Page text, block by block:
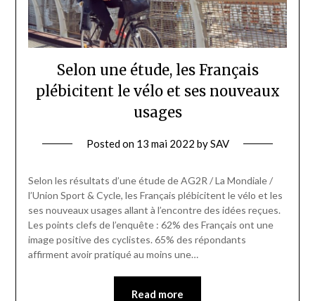
Selon une étude, les Français
plébicitent le vélo et ses nouveaux
usages
Posted on 13 mai 2022 bySAV
Selon les résultats d’une étude de AG2R / La Mondiale /
l’Union Sport & Cycle, les Français plébicitent le vélo et les
ses nouveaux usages allant à l’encontre des idées reçues.
Les points clefs de l’enquête : 62% des Français ont une
image positive des cyclistes. 65% des répondants
affirment avoir pratiqué au moins une…
Read more